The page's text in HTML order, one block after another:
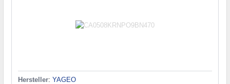
Hersteller: YAGEO